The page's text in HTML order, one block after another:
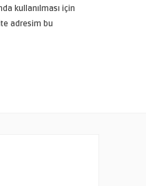
kullanılması için
adresim bu